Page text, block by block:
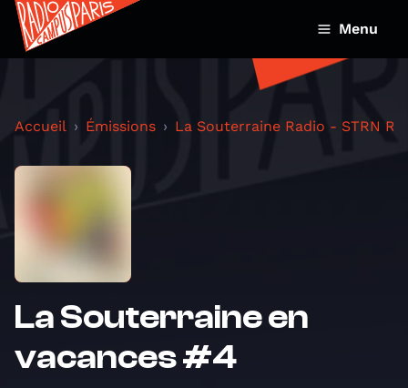
Menu
Accueil Émissions La Souterraine Radio - STRN
La Souterraine en
vacances #4